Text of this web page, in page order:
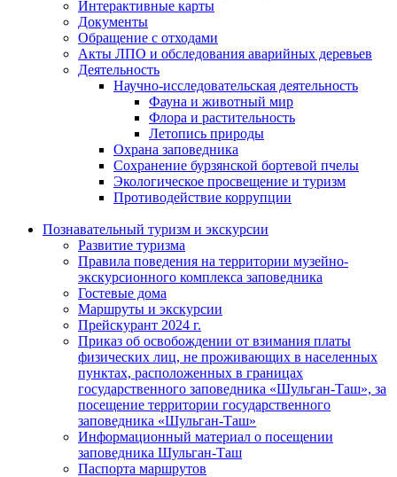
Интерактивные карты
Документы
Обращение с отходами
Акты ЛПО и обследования аварийных деревьев
Деятельность
Научно-исследовательская деятельность
Фауна и животный мир
Флора и растительность
Летопись природы
Охрана заповедника
Сохранение бурзянской бортевой пчелы
Экологическое просвещение и туризм
Противодействие коррупции
Познавательный туризм и экскурсии
Развитие туризма
Правила поведения на территории музейно-
экскурсионного комплекса заповедника
Гостевые дома
Маршруты и экскурсии
Прейскурант 2024 г.
Приказ об освобождении от взимания платы
физических лиц, не проживающих в населенных
пунктах, расположенных в границах
государственного заповедника «Шульган-Таш», за
посещение территории государственного
заповедника «Шульган-Таш»
Информационный материал о посещении
заповедника Шульган-Таш
Паспорта маршрутов